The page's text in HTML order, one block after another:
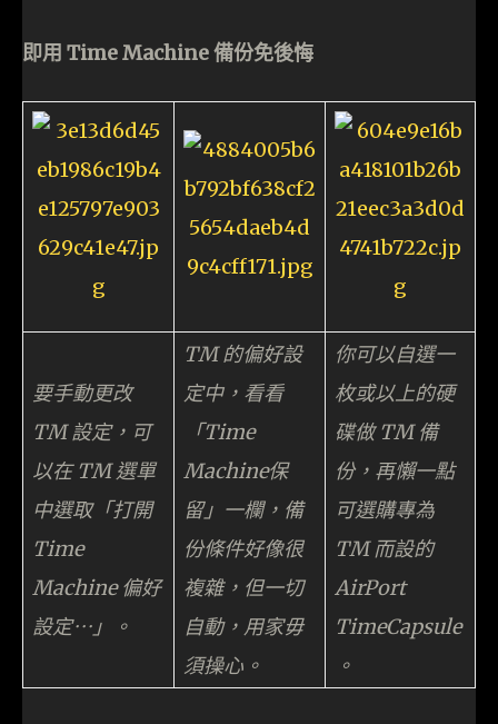
即用 Time Machine 備份免後悔
要手動更改
TM 設定，可
以在 TM 選單
中選取「打開
Time
Machine 偏好
設定⋯」。
TM 的偏好設
定中，看看
「Time
Machine保
留」一欄，備
份條件好像很
複雜，但一切
自動，用家毋
須操心。
你可以自選一
枚或以上的硬
碟做 TM 備
份，再懶一點
可選購專為
TM 而設的
AirPort
TimeCapsule
。